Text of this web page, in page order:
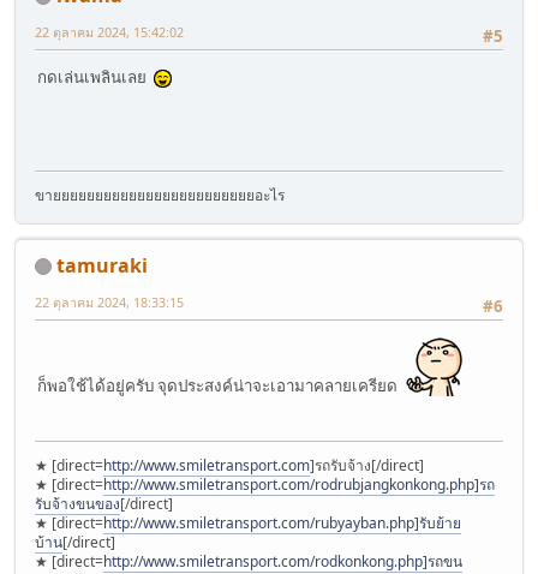
#5
22 ตุลาคม 2024, 15:42:02
กดเล่นเพลินเลย
ขายยยยยยยยยยยยยยยยยยยยยยยยอะไร
tamuraki
#6
22 ตุลาคม 2024, 18:33:15
ก็พอใช้ได้อยู่ครับ จุดประสงค์น่าจะเอามาคลายเครียด
★ [direct=http://www.smiletransport.com]รถรับจ้าง[/direct]
★ [direct=http://www.smiletransport.com/rodrubjangkonkong.php]รถ
รับจ้างขนของ[/direct]
★ [direct=http://www.smiletransport.com/rubyayban.php]รับย้าย
บ้าน[/direct]
★ [direct=http://www.smiletransport.com/rodkonkong.php]รถขน